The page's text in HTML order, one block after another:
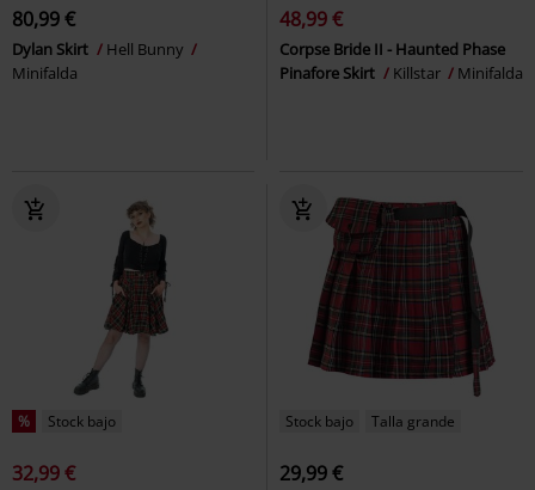
80,99 €
Dylan Skirt
Hell Bunny
Minifalda
48,99 €
Corpse Bride II - Haunted Phase
Pinafore Skirt
Killstar Minifalda
% Stock bajo
32,99 €
Stock bajo Talla grande
29,99 €